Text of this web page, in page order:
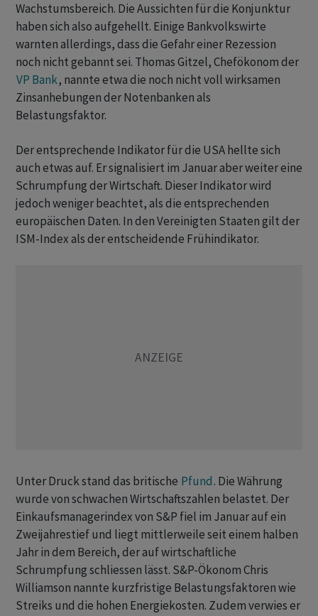
Wachstumsbereich. Die Aussichten für die Konjunktur
haben sich also aufgehellt. Einige Bankvolkswirte
warnten allerdings, dass die Gefahr einer Rezession
noch nicht gebannt sei. Thomas Gitzel, Chefökonom der
VP Bank, nannte etwa die noch nicht voll wirksamen
Zinsanhebungen der Notenbanken als
Belastungsfaktor.
Der entsprechende Indikator für die USA hellte sich
auch etwas auf. Er signalisiert im Januar aber weiter eine
Schrumpfung der Wirtschaft. Dieser Indikator wird
jedoch weniger beachtet, als die entsprechenden
europäischen Daten. In den Vereinigten Staaten gilt der
ISM-Index als der entscheidende Frühindikator.
Unter Druck stand das britische Pfund. Die Währung
wurde von schwachen Wirtschaftszahlen belastet. Der
Einkaufsmanagerindex von S&P fiel im Januar auf ein
Zweijahrestief und liegt mittlerweile seit einem halben
Jahr in dem Bereich, der auf wirtschaftliche
Schrumpfung schliessen lässt. S&P-Ökonom Chris
Williamson nannte kurzfristige Belastungsfaktoren wie
Streiks und die hohen Energiekosten. Zudem verwies er